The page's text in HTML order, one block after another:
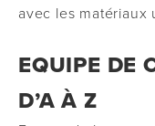
avec les matériaux
EQUIPE DE
D’A À Z